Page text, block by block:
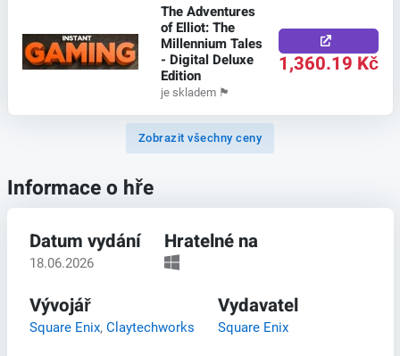
The Adventures
of Elliot: The
Millennium Tales
- Digital Deluxe
Edition
je skladem 🏴
1,360.19 Kč
Zobrazit všechny ceny
Informace o hře
Datum vydání
18.06.2026
Hratelné na
Vývojář
Square Enix,Claytechworks
Vydavatel
Square Enix